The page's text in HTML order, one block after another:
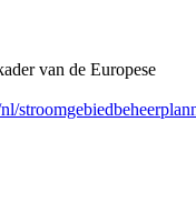
van de Europese